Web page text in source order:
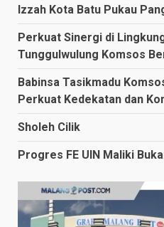
Izzah Kota Batu Pukau
Perkuat Sinergi di
Tunggulwulung Komsos
Babinsa Tasikmadu
Perkuat Kedekatan dan
Sholeh Cilik
Progres FE UIN Maliki